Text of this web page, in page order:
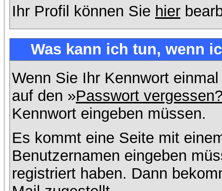
Ihr Profil können Sie hier
Was kann ich tun, wenn
Wenn Sie Ihr Kennwort
auf den »Passwort
Kennwort eingeben müssen.
Es kommt eine Seite mit
Benutzernamen eingeben
registriert haben. Dann